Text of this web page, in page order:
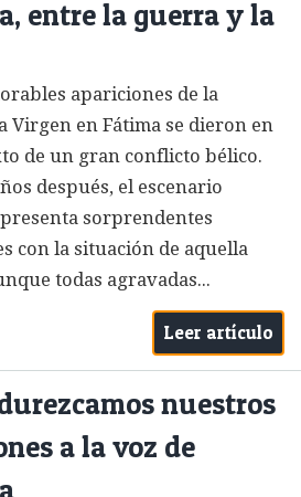
entre la guerra y la
apariciones de la
Virgen en Fátima se dieron en
de un gran conflicto bélico.
después, el escenario
sorprendentes
con la situación de aquella
todas agravadas...
Leer artículo
nuestros
a la voz de